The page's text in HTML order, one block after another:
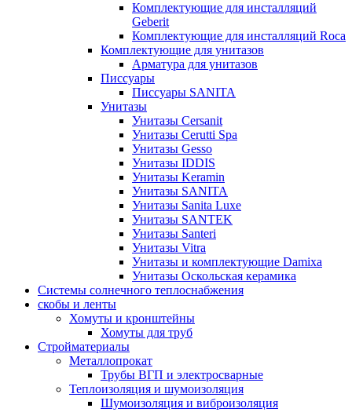
Комплектующие для инсталляций
Geberit
Комплектующие для инсталляций Roca
Комплектующие для унитазов
Арматура для унитазов
Писсуары
Писсуары SANITA
Унитазы
Унитазы Cersanit
Унитазы Cerutti Spa
Унитазы Gesso
Унитазы IDDIS
Унитазы Keramin
Унитазы SANITA
Унитазы Sanita Luxe
Унитазы SANTEK
Унитазы Santeri
Унитазы Vitra
Унитазы и комплектующие Damixa
Унитазы Оскольская керамика
Системы солнечного теплоснабжения
скобы и ленты
Хомуты и кронштейны
Хомуты для труб
Стройматериалы
Металлопрокат
Трубы ВГП и электросварные
Теплоизоляция и шумоизоляция
Шумоизоляция и виброизоляция